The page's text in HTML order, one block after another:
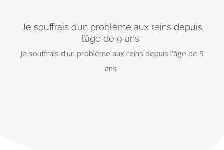
Je souffrais d’un problème aux reins depuis
l’âge de 9 ans
Je souffrais d'un problème aux reins depuis l'âge de 9
ans